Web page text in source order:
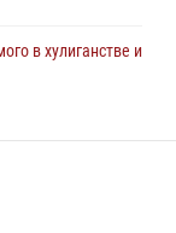
в хулиганстве и
вузы